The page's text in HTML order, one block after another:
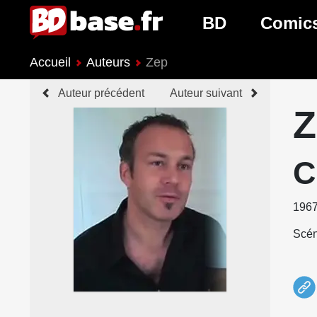
BD
Prochaines sorties
Genres
Accueil Auteurs Zep
Auteur précédent Auteur suivant